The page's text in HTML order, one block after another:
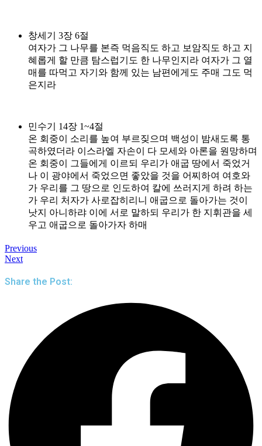
창세기 3장 6절
여자가 그 나무를 본즉 먹음직도 하고 보암직도 하고 지
혜롭게 할 만큼 탐스럽기도 한 나무인지라 여자가 그 열
매를 따먹고 자기와 함께 있는 남편에게도 주매 그도 먹
은지라
민수기 14장 1~4절
온 회중이 소리를 높여 부르짖으며 백성이 밤새도록 통
곡하였더라 이스라엘 자손이 다 모세와 아론을 원망하며
온 회중이 그들에게 이르되 우리가 애굽 땅에서 죽었거
나 이 광야에서 죽었으면 좋았을 것을 어찌하여 여호와
가 우리를 그 땅으로 인도하여 칼에 쓰러지게 하려 하는
가 우리 처자가 사로잡히리니 애굽으로 돌아가는 것이
낫지 아니하랴 이에 서로 말하되 우리가 한 지휘관을 세
우고 애굽으로 돌아가자 하매
Previous
Next
Share the Post: